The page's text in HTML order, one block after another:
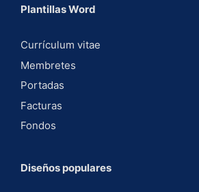
Plantillas Word
Currículum vitae
Membretes
Portadas
Facturas
Fondos
Diseños populares